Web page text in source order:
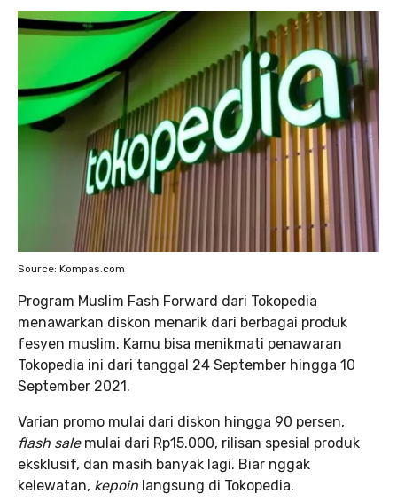
Source: Kompas.com
Program Muslim Fash Forward dari Tokopedia
menawarkan diskon menarik dari berbagai produk
fesyen muslim. Kamu bisa menikmati penawaran
Tokopedia ini dari tanggal 24 September hingga 10
September 2021.
Varian promo mulai dari diskon hingga 90 persen,
flash sale mulai dari Rp15.000, rilisan spesial produk
eksklusif, dan masih banyak lagi. Biar nggak
kelewatan, kepoin langsung di Tokopedia.